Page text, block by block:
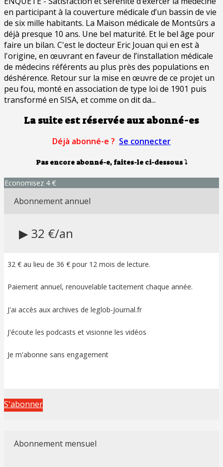
en participant à la couverture médicale d’un bassin de vie
de six mille habitants. La Maison médicale de Montsûrs a
déjà presque 10 ans. Une bel maturité. Et le bel âge pour
faire un bilan. C'est le docteur Eric Jouan qui en est à
l'origine, en œuvrant en faveur de l’installation médicale
de médecins référents au plus près des populations en
déshérence. Retour sur la mise en œuvre de ce projet un
peu fou, monté en association de type loi de 1901 puis
transformé en SISA, et comme on dit da...
La suite est réservée aux abonné-es
Déjà abonné-e ? Se connecter
Pas encore abonné-e, faites-le ci-dessous⤵
Economisez 4 €
Abonnement annuel
▶ 32 €/an
32 € au lieu de 36 € pour 12 mois de lecture.
Paiement annuel, renouvelable tacitement chaque année.
J'ai accès aux archives de leglob-Journal.fr
J'écoute les podcasts et visionne les vidéos
Je m'abonne sans engagement
S'abonner
Abonnement mensuel